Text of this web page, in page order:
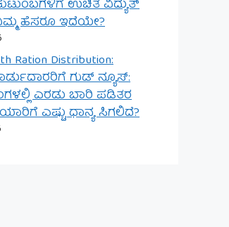
ಕುಟುಂಬಗಳಿಗೆ ಉಚಿತ ವಿದ್ಯುತ್
ಹೆಸರೂ ಇದೆಯೇ?
Ration Distribution:
ಗುಡ್ ನ್ಯೂಸ್:
ಎರಡು ಬಾರಿ ಪಡಿತರ
ಎಷ್ಟು ಧಾನ್ಯ ಸಿಗಲಿದೆ?